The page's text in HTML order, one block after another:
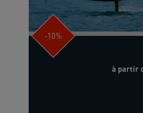
-10%
à partir